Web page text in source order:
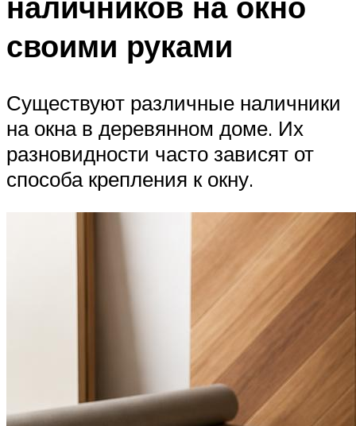
своими руками
Существуют различные наличники
на окна в деревянном доме. Их
разновидности часто зависят от
способа крепления к окну.